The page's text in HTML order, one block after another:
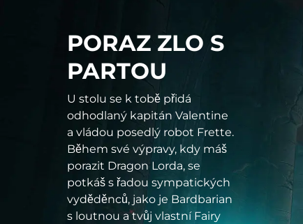
PORAZ ZLO S
PARTOU
U stolu se k tobě přidá
odhodlaný kapitán Valentine
a vládou posedlý robot Frette.
Během své výpravy, kdy máš
porazit Dragon Lorda, se
potkáš s řadou sympatických
vyděděnců, jako je Bardbarian
s loutnou a tvůj vlastní Fairy